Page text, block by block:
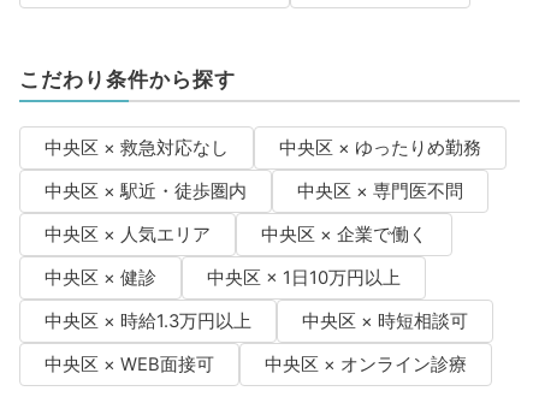
こだわり条件から探す
中央区 × 救急対応なし
中央区 × ゆったりめ勤務
中央区 × 駅近・徒歩圏内
中央区 × 専門医不問
中央区 × 人気エリア
中央区 × 企業で働く
中央区 × 健診
中央区 × 1日10万円以上
中央区 × 時給1.3万円以上
中央区 × 時短相談可
中央区 × WEB面接可
中央区 × オンライン診療